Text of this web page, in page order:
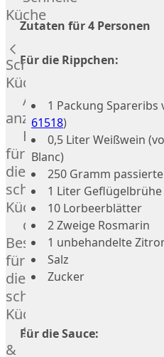
Russell
Lamm
Kaninchen
Wild
Rotwild
Elch
Dry-
Aged
Burger
Würstchen
Traditionell
klassisch
Außergewöhnlich
&
exotisch
OTTO
GOURMET
Manufaktur
Küche
Schnelle
Küche
Alle
anzeigen
Hausmannskost
für
die
schnelle
Küche
das
Besondere
für
die
schnelle
Küche
Streetfood
&
Zutaten für 4 Personen
Für die Rippchen:
1 Packung
61518)
0,5 Liter Weißwein
Blanc)
250 Gramm
1 Liter Geflügelbrühe
10 Lorbeerblätter
2 Zweige Rosmarin
1 unbehandelte
Salz
Zucker
Für die Sauce: